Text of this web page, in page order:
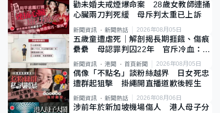
勸未婚夫戒煙爆命案 28歲女教師連捅
心臟兩刀判死緩 母斥判太重已上訴
新聞資訊 新聞熱話 2026年08月05日
五歲童遭虐死｜解剖揭長期捱餓、傷痕
纍纍 母認罪判囚22年 官斥冷血：同
類案最惡劣
新聞資訊 港聞 首頁新聞 2026年08月05日
偶像「不點名」談粉絲越界 日女死忠
遭群起狙擊 掛繩開直播道歉後輕生
新聞資訊 新聞熱話 2026年08月06日
涉前年於新加坡機場傷人 港人母子分